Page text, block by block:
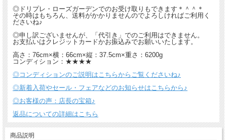
◎ドリプレ・ローズガーデンでのお受け取りもできます＊＾＾＊
その時はもちろん、送料がかかりませんのでよろしければご利用く
ださいね♪
◎申し訳ございませんが、「代引き」でのご利用はできません。
お支払いはクレジットカードかお振込みでお願いいたします。
高さ：76cm×横：66cm×縦：37.5cm×重さ：6200g
コンディション：★★★★
◎コンディションのご説明はこちらからご覧くださいね♪
◎新着入荷やセール・フェアなどのお知らせはこちらから♪
◎お客様の声：店長の宝箱♪
返品についての詳細はこちら
商品説明